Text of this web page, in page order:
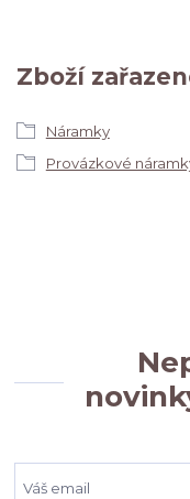
Zboží
Náramky
Provázkové